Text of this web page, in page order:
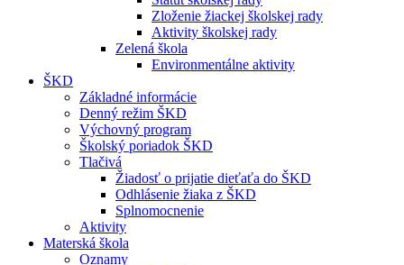
Zloženie žiackej školskej rady
Aktivity školskej rady
Zelená škola
Environmentálne aktivity
ŠKD
Základné informácie
Denný režim ŠKD
Výchovný program
Školský poriadok ŠKD
Tlačivá
Žiadosť o prijatie dieťaťa do ŠKD
Odhlásenie žiaka z ŠKD
Splnomocnenie
Aktivity
Materská škola
Oznamy